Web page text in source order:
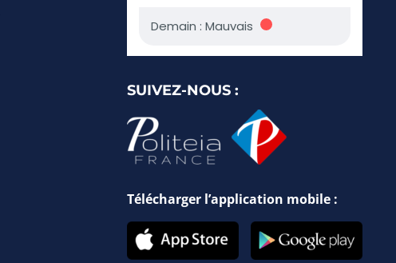
SUIVEZ-NOUS :
Télécharger l’application mobile :